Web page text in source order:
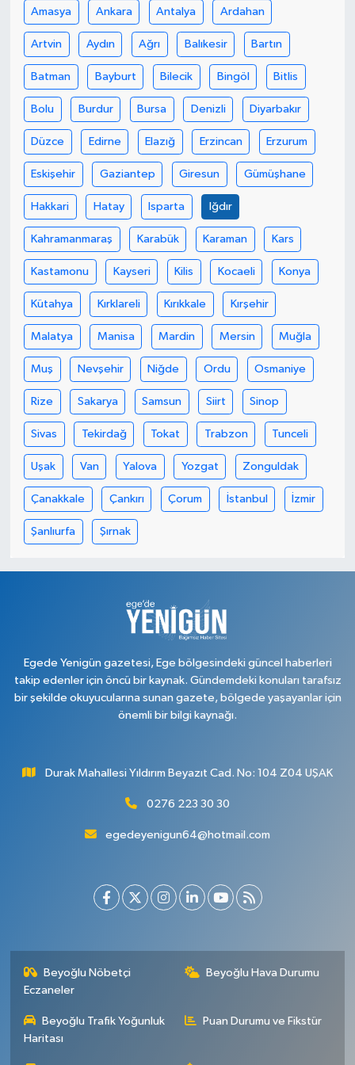
Amasya Ankara Antalya Ardahan
Artvin Aydın Ağrı Balıkesir Bartın
Batman Bayburt Bilecik Bingöl Bitlis
Bolu Burdur Bursa Denizli Diyarbakır
Düzce Edirne Elazığ Erzincan Erzurum
Eskişehir Gaziantep Giresun Gümüşhane
Hakkari Hatay Isparta Iğdır
Kahramanmaraş Karabük Karaman Kars
Kastamonu Kayseri Kilis Kocaeli Konya
Kütahya Kırklareli Kırıkkale Kırşehir
Malatya Manisa Mardin Mersin Muğla
Muş Nevşehir Niğde Ordu Osmaniye
Rize Sakarya Samsun Siirt Sinop
Sivas Tekirdağ Tokat Trabzon Tunceli
Uşak Van Yalova Yozgat Zonguldak
Çanakkale Çankırı Çorum İstanbul İzmir
Şanlıurfa Şırnak
Egede Yenigün gazetesi, Ege bölgesindeki güncel haberleri
takip edenler için öncü bir kaynak. Gündemdeki konuları tarafsız
bir şekilde okuyucularına sunan gazete, bölgede yaşayanlar için
önemli bir bilgi kaynağı.
Durak Mahallesi Yıldırım Beyazıt Cad. No: 104 Z04 UŞAK
0276 223 30 30
egedeyenigun64@hotmail.com
Beyoğlu Nöbetçi
Eczaneler
Beyoğlu Hava Durumu
Beyoğlu Trafik Yoğunluk
Haritası
Puan Durumu ve Fikstür